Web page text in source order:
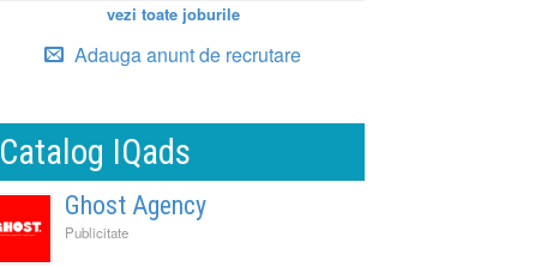
vezi toate joburile
Adauga anunt de recrutare
Catalog IQads
Ghost Agency
Publicitate